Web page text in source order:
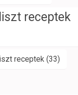
receptek
receptek (33)